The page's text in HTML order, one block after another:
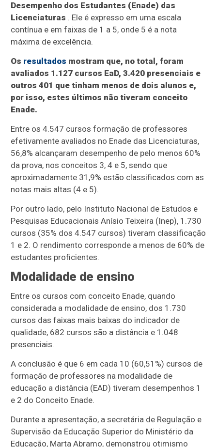
Desempenho dos Estudantes (Enade) das
Licenciaturas . Ele é expresso em uma escala
contínua e em faixas de 1 a 5, onde 5 é a nota
máxima de excelência.
Os resultados mostram que, no total, foram
avaliados 1.127 cursos EaD, 3.420 presenciais e
outros 401 que tinham menos de dois alunos e,
por isso, estes últimos não tiveram conceito
Enade.
Entre os 4.547 cursos formação de professores
efetivamente avaliados no Enade das Licenciaturas,
56,8% alcançaram desempenho de pelo menos 60%
da prova, nos conceitos 3, 4 e 5, sendo que
aproximadamente 31,9% estão classificados com as
notas mais altas (4 e 5).
Por outro lado, pelo Instituto Nacional de Estudos e
Pesquisas Educacionais Anísio Teixeira (Inep), 1.730
cursos (35% dos 4.547 cursos) tiveram classificação
1 e 2. O rendimento corresponde a menos de 60% de
estudantes proficientes.
Modalidade de ensino
Entre os cursos com conceito Enade, quando
considerada a modalidade de ensino, dos 1.730
cursos das faixas mais baixas do indicador de
qualidade, 682 cursos são a distância e 1.048
presenciais.
A conclusão é que 6 em cada 10 (60,51%) cursos de
formação de professores na modalidade de
educação a distância (EAD) tiveram desempenhos 1
e 2 do Conceito Enade.
Durante a apresentação, a secretária de Regulação e
Supervisão da Educação Superior do Ministério da
Educação, Marta Abramo, demonstrou otimismo